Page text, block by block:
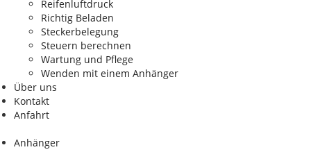
Reifenluftdruck
Richtig Beladen
Steckerbelegung
Steuern berechnen
Wartung und Pflege
Wenden mit einem Anhänger
Über uns
Kontakt
Anfahrt
Anhänger